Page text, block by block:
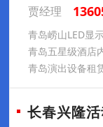
贾经理
青岛崂山LED显
青岛五星级酒店
青岛演出设备租
长春兴隆